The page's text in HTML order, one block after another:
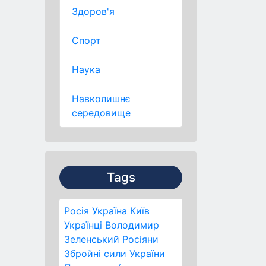
Здоров'я
Спорт
Наука
Навколишнє
середовище
Tags
Росія Україна Київ
Українці Володимир
Зеленський Росіяни
Збройні сили України